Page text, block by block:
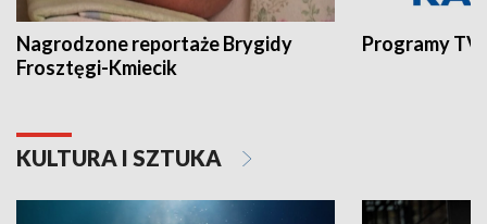
Nagrodzone reportaże Brygidy
Frosztęgi-Kmiecik
Programy
KULTURA I SZTUKA